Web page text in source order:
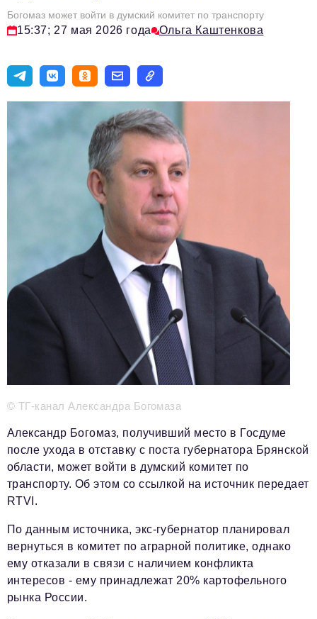
Туризм
ОПК
Авторские материалы
Телефон редакции: +7 495 727-01-67
Электронные почты редакции:
Информационный отдел
info@business-magazine.online
Отдел рекламы
reklama@business-magazine.online
Отдел распространения/редакционная подписка
podpiska@business-magazine.online
Отдел по работе с партнерами
partner@business-magazine.online
Богомаз может войти в думский комитет по транспорту
15:37; 27 мая 2026 года Ольга Каштенкова
© ТГ-канал Александра Богомаза
Александр Богомаз, получивший место в Госдуме
после ухода в отставку с поста губернатора Брянской
области, может войти в думский комитет по
транспорту. Об этом со ссылкой на источник передает
RTVI.
По данным источника, экс-губернатор планировал
вернуться в комитет по аграрной политике, однако
ему отказали в связи с наличием конфликта
интересов - ему принадлежат 20% картофельного
рынка России.